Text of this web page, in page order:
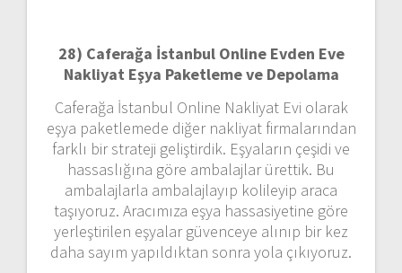
28) Caferağa İstanbul Online Evden Eve
Nakliyat Eşya Paketleme ve Depolama
Caferağa İstanbul Online Nakliyat Evi olarak
eşya paketlemede diğer nakliyat firmalarından
farklı bir strateji geliştirdik. Eşyaların çeşidi ve
hassaslığına göre ambalajlar ürettik. Bu
ambalajlarla ambalajlayıp kolileyip araca
taşıyoruz. Aracımıza eşya hassasiyetine göre
yerleştirilen eşyalar güvenceye alınıp bir kez
daha sayım yapıldıktan sonra yola çıkıyoruz.